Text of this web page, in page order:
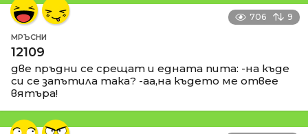
706 9
МРЪСНИ
12109
две пръдни се срещат и едната пита: -на къде
си се запътила така? -аа,на където ме отвее
вятъра!